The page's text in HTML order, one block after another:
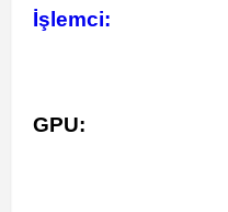
İşlemci:
GPU: